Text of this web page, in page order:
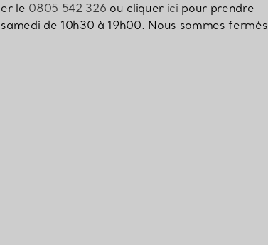
le 0805 542 326 ou cliquer ici pour prendre
de 10h30 à 19h00. Nous sommes fermés